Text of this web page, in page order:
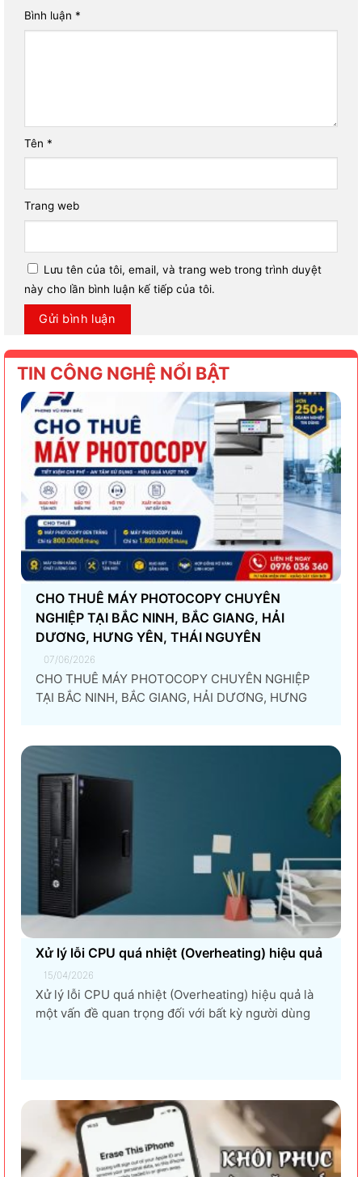
Bình luận *
Tên *
Trang web
Lưu tên của tôi, email, và trang web trong trình duyệt
này cho lần bình luận kế tiếp của tôi.
TIN CÔNG NGHỆ NỔI BẬT
CHO THUÊ MÁY PHOTOCOPY CHUYÊN
NGHIỆP TẠI BẮC NINH, BẮC GIANG, HẢI
DƯƠNG, HƯNG YÊN, THÁI NGUYÊN
07/06/2026
CHO THUÊ MÁY PHOTOCOPY CHUYÊN NGHIỆP
TẠI BẮC NINH, BẮC GIANG, HẢI DƯƠNG, HƯNG
càng nhiều doanh nghiệp lựa chọn giải pháp...
Xử lý lỗi CPU quá nhiệt (Overheating) hiệu quả
15/04/2026
Xử lý lỗi CPU quá nhiệt (Overheating) hiệu quả là
một vấn đề quan trọng đối với bất kỳ người dùng